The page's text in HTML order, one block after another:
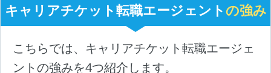
キャリアチケット転職エージェントの強み
こちらでは、キャリアチケット転職エージェ
ントの強みを4つ紹介します。